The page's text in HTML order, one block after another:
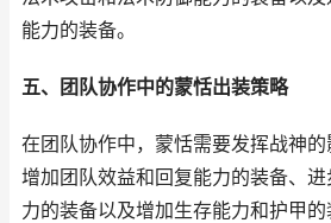
能力的装备。
五、团队协作中的蒙恬出装策略
在团队协作中，蒙恬需要发挥战神
增加团队效益和回复能力的装备、
力的装备以及增加生存能力和护甲的